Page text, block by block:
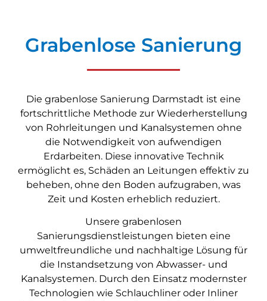
Grabenlose Sanierung
Die grabenlose Sanierung Darmstadt ist eine
fortschrittliche Methode zur Wiederherstellung
von Rohrleitungen und Kanalsystemen ohne
die Notwendigkeit von aufwendigen
Erdarbeiten. Diese innovative Technik
ermöglicht es, Schäden an Leitungen effektiv zu
beheben, ohne den Boden aufzugraben, was
Zeit und Kosten erheblich reduziert.
Unsere grabenlosen
Sanierungsdienstleistungen bieten eine
umweltfreundliche und nachhaltige Lösung für
die Instandsetzung von Abwasser- und
Kanalsystemen. Durch den Einsatz modernster
Technologien wie Schlauchliner oder Inliner